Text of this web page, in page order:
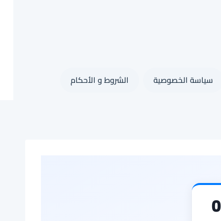
سياسة الخصوصية الشروط و الأحكام